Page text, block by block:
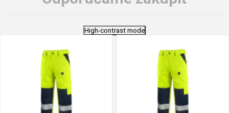
High-contrast mode